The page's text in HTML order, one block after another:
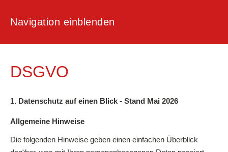
Navigation einblenden
DSGVO
1. Datenschutz auf einen Blick - Stand Mai 2026
Allgemeine Hinweise
Die folgenden Hinweise geben einen einfachen Überblick